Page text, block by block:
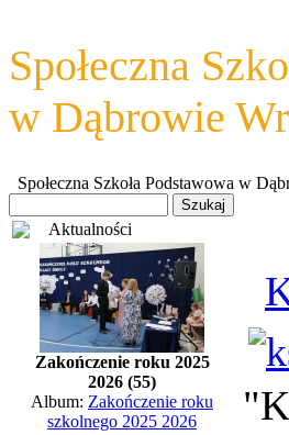
Społeczna
w Dąbrowie
Społeczna Szkoła Podstawowa w
Aktualności
Zakończenie roku 2025
2026 (55)
Album: Zakończenie roku
szkolnego 2025 2026